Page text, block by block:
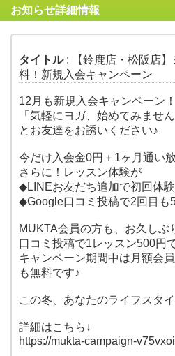
お知らせ詳細情報
タイトル: 【鈴鹿店・松阪店
料！新規入会キャンペーン
12月も新規入会キャンペーン！
「気軽にヨガ、始めてみません
とお友達をお誘いください♪
今だけ入会金0円＋1ヶ月通い
さらに！レッスン体験が
◆LINEお友だち追加で初回体
◆Google口コミ投稿で2回目も
MUKTA会員の方も、お久しぶ
口コミ投稿で1レッスン500円
キャンペーン期間中は月額会
も無料です♪
この冬、あなたのライフスタ
詳細はこちら↓
https://mukta-campaign-